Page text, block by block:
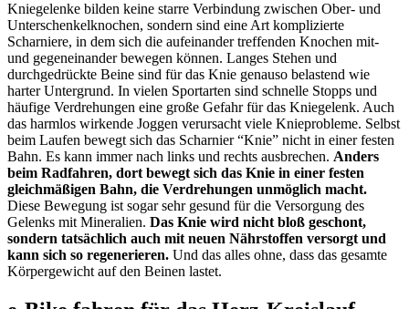
Kniegelenke bilden keine starre Verbindung zwischen Ober- und
Unterschenkelknochen, sondern sind eine Art komplizierte
Scharniere, in dem sich die aufeinander treffenden Knochen mit-
und gegeneinander bewegen können. Langes Stehen und
durchgedrückte Beine sind für das Knie genauso belastend wie
harter Untergrund. In vielen Sportarten sind schnelle Stopps und
häufige Verdrehungen eine große Gefahr für das Kniegelenk. Auch
das harmlos wirkende Joggen verursacht viele Knieprobleme. Selbst
beim Laufen bewegt sich das Scharnier “Knie” nicht in einer festen
Bahn. Es kann immer nach links und rechts ausbrechen. Anders
beim Radfahren, dort bewegt sich das Knie in einer festen
gleichmäßigen Bahn, die Verdrehungen unmöglich macht.
Diese Bewegung ist sogar sehr gesund für die Versorgung des
Gelenks mit Mineralien. Das Knie wird nicht bloß geschont,
sondern tatsächlich auch mit neuen Nährstoffen versorgt und
kann sich so regenerieren. Und das alles ohne, dass das gesamte
Körpergewicht auf den Beinen lastet.